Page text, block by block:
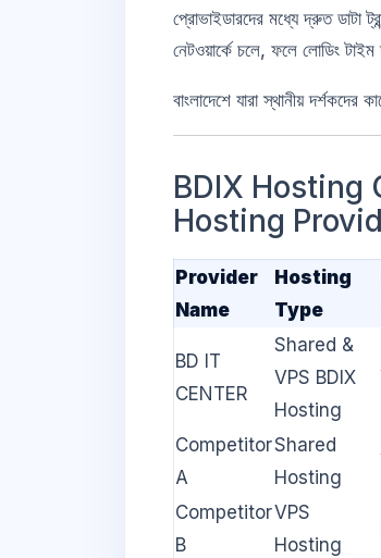
প্রোভাইডারদের মধ্যে দ্রুত ডাটা
নেটওয়ার্কে চলে, ফলে লোডিং
বাংলাদেশে যারা স্থানীয়
BDIX Hosting
Hosting
Provider
Name
Hosting
Type
BD IT
CENTER
Shared &
VPS BDIX
Hosting
Competitor
A
Shared
Hosting
Competitor
B
VPS
Hosting